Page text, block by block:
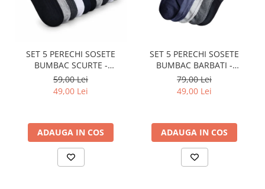
SET 5 PERECHI SOSETE
BUMBAC SCURTE -
MULTICOLOR - BARBATI
59,00 Lei
49,00 Lei
ADAUGA IN COS
SET 5 PERECHI SOSETE
BUMBAC BARBATI -
COLORATE - LUNGI
79,00 Lei
49,00 Lei
ADAUGA IN COS